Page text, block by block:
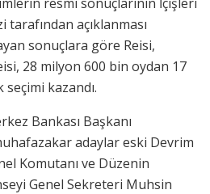
tarafından açıklanması
sonuçlara göre Reisi,
28 milyon 600 bin oydan 17
kazandı.
Bankası Başkanı
adaylar eski Devrim
Komutanı ve Düzenin
Genel Sekreteri Muhsin